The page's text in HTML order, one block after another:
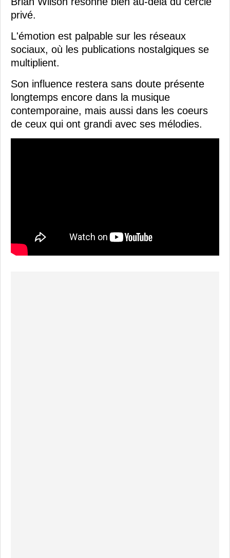
privé.
L'émotion est palpable sur les réseaux
sociaux, où les publications nostalgiques se
multiplient.
Son influence restera sans doute présente
longtemps encore dans la musique
contemporaine, mais aussi dans les coeurs
de ceux qui ont grandi avec ses mélodies.